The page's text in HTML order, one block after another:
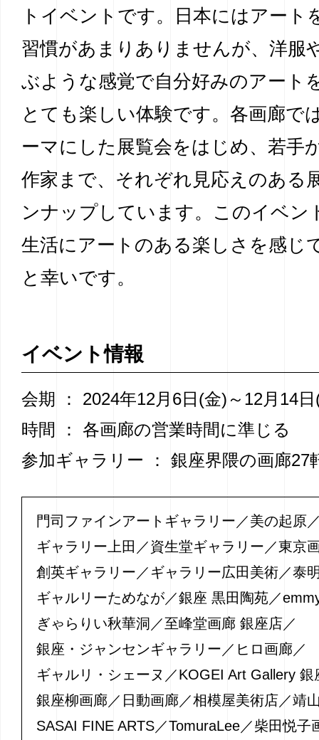
トイベントです。
日本にはアート
習慣があまりありませんが、洋服
ぶような感覚で自分好みのアート
とても楽しい体験です。 各画廊で
ーマにした展覧会をはじめ、若手
作家まで、それぞれ見応えのある
ンナップしています。 このイベン
生活にアートのある楽しさを感じ
と幸いです。
イベント情報
会期 ： 2024年12月6日(金)～12月14
時間 ： 各画廊の営業時間に準じる
参加ギャラリー ： 銀座界隈の画廊27
門司ファインアートギャラリー
美の起原
ギャラリー上田
資生堂ギャラリー
東京
創英ギャラリー
ギャラリー広田美術
泰
ギャルリーためなが
銀座 黒田陶苑
ぎゃらりい秋華洞
至峰堂画廊 銀座店
銀座・ジャンセンギャラリー
ヒロ画廊
ギャルリ・シェーヌ
KOGEI Art Gallery 銀
銀座柳画廊
日動画廊 相模屋美術店
靖
SASAI FINE ARTS
TomuraLee
柴田悦子